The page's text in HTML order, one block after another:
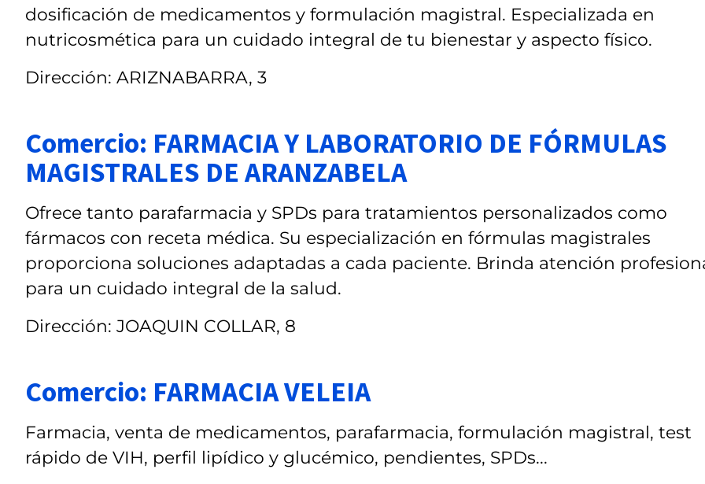
dosificación de medicamentos y formulación magistral. Especializada en
nutricosmética para un cuidado integral de tu bienestar y aspecto físico.
Dirección: ARIZNABARRA, 3
Comercio: FARMACIA Y LABORATORIO DE FÓRMULAS
MAGISTRALES DE ARANZABELA
Ofrece tanto parafarmacia y SPDs para tratamientos personalizados como
fármacos con receta médica. Su especialización en fórmulas magistrales
proporciona soluciones adaptadas a cada paciente. Brinda atención
para un cuidado integral de la salud.
Dirección: JOAQUIN COLLAR, 8
Comercio: FARMACIA VELEIA
Farmacia, venta de medicamentos, parafarmacia, formulación magistral, test
rápido de VIH, perfil lipídico y glucémico, pendientes, SPDs...